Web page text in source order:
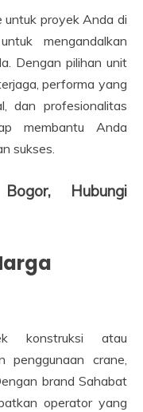
untuk proyek Anda di
mengandalkan
Dengan pilihan unit
performa yang
dan profesionalitas
membantu Anda
sukses.
Hubungi
konstruksi atau
penggunaan crane,
brand Sahabat
operator yang